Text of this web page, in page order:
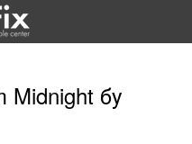
Midnight бу